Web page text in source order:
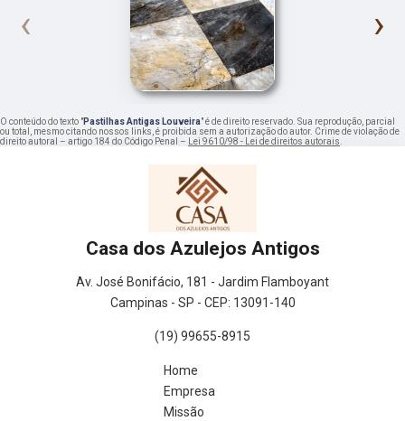
‹ ›
O conteúdo do texto "Pastilhas Antigas Louveira" é de direito reservado. Sua reprodução, parcial
ou total, mesmo citando nossos links, é proibida sem a autorização do autor. Crime de violação de
direito autoral – artigo 184 do Código Penal –
Lei 9610/98 - Lei de direitos autorais
Casa dos Azulejos Antigos
Av. José Bonifácio, 181 - Jardim Flamboyant
Campinas - SP - CEP: 13091-140
(19) 99655-8915
Home
Empresa
Missão